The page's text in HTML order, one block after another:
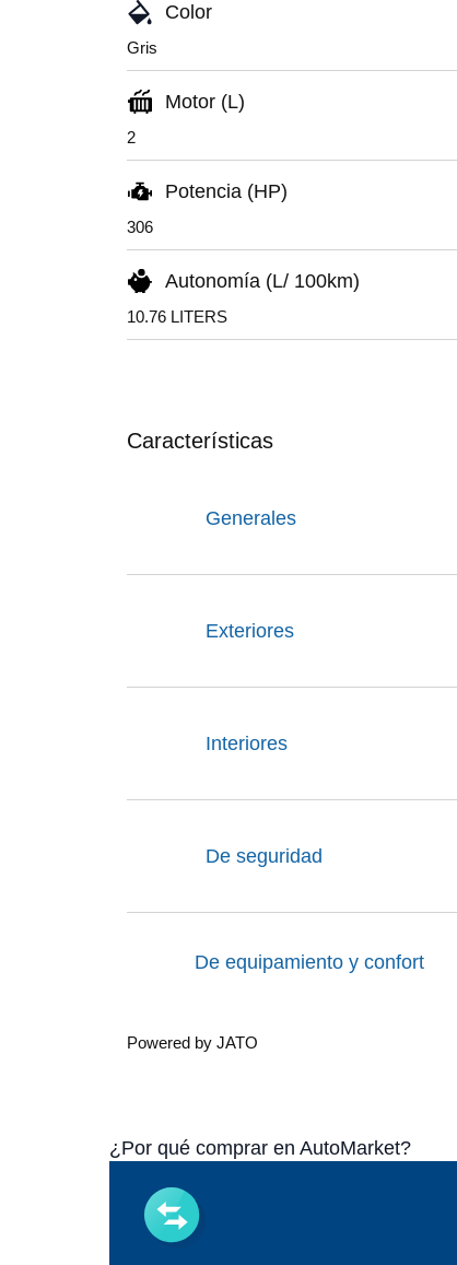
Color
Gris
Motor (L)
2
Potencia (HP)
306
Autonomía (L/ 100km)
10.76 LITERS
Características
Generales
Exteriores
Interiores
De seguridad
De equipamiento y confort
Powered by JATO
¿Por qué comprar en AutoMarket?